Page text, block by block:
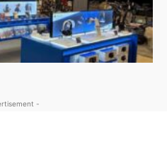
-